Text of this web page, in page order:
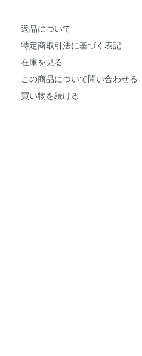
返品について
特定商取引法に基づく表記
在庫を見る
この商品について問い合わせる
買い物を続ける